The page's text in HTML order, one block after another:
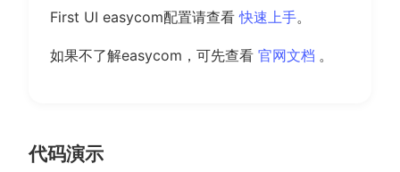
First UI easycom配置请查看快速上手。
如果不了解easycom，可先查看 官网文档 。
代码演示